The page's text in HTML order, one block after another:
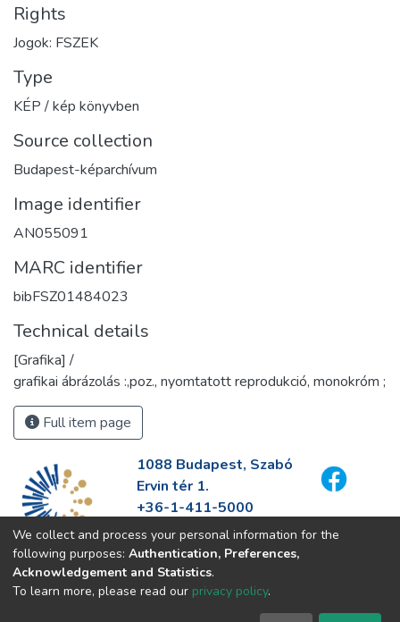
Rights
Jogok: FSZEK
Type
KÉP / kép könyvben
Source collection
Budapest-képarchívum
Image identifier
AN055091
MARC identifier
bibFSZ01484023
Technical details
[Grafika] /
grafikai ábrázolás :,poz., nyomtatott reprodukció, monokróm ;
Full item page
1088 Budapest, Szabó
Ervin tér 1.
+36-1-411-5000
info@fszek.hu
https://fszek.hu
We collect and process your personal information for the
following purposes: Authentication, Preferences,
Acknowledgement and Statistics.
To learn more, please read our privacy policy.